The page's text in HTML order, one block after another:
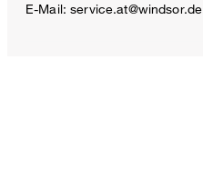
E-Mail:service.at@windsor.de